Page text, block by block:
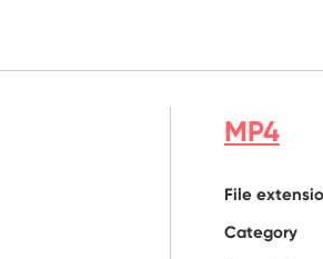
MP4
File
Category